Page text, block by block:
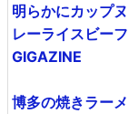
明らかにカップ
レーライスビー
GIGAZINE
博多の焼きラー